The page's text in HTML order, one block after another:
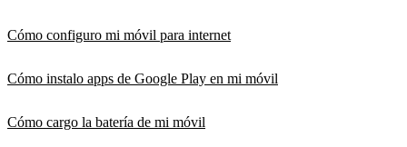
Cómo configuro mi móvil para internet
Cómo instalo apps de Google Play en mi móvil
Cómo cargo la batería de mi móvil